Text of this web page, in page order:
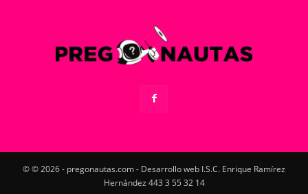
© © 2026 - pregonautas.com - Desarrollo web I.S.C. Enrique Ramírez
Hernández 443 3 55 32 14